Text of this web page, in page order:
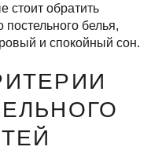
стоит обратить
белья,
и спокойный сон.